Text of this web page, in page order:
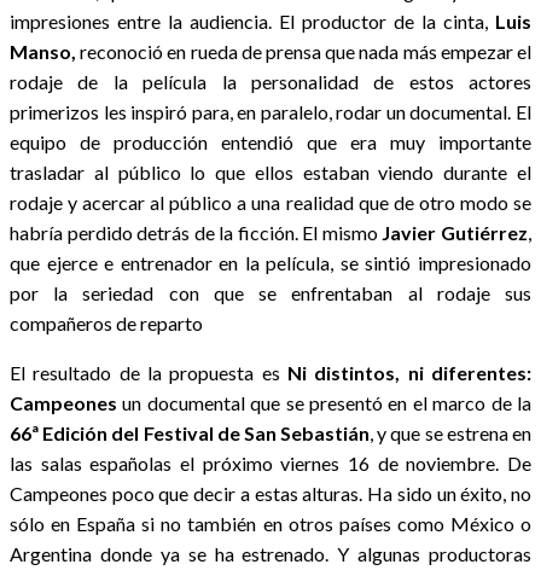
impresiones entre la audiencia. El productor de la cinta, Luis
Manso, reconoció en rueda de prensa que nada más empezar el
rodaje de la película la personalidad de estos actores
primerizos les inspiró para, en paralelo, rodar un documental. El
equipo de producción entendió que era muy importante
trasladar al público lo que ellos estaban viendo durante el
rodaje y acercar al público a una realidad que de otro modo se
habría perdido detrás de la ficción. El mismo Javier Gutiérrez
que ejerce e entrenador en la película, se sintió impresionado
por la seriedad con que se enfrentaban al rodaje sus
compañeros de reparto
El resultado de la propuesta es Ni distintos, ni diferentes:
Campeonesun documental que se presentó en el marco de la
66ª Edición del Festival de San Sebastián , y que se estrena en
las salas españolas el próximo viernes 16 de noviembre. De
Campeones poco que decir a estas alturas. Ha sido un éxito, no
sólo en España si no también en otros países como México o
Argentina donde ya se ha estrenado. Y algunas productoras